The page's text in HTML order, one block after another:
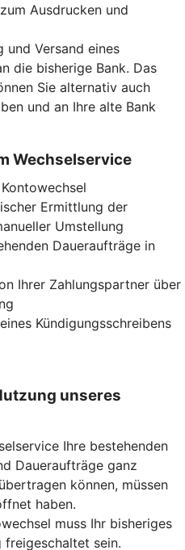
Ausdrucken und
und Versand eines
die bisherige Bank. Das
Sie alternativ auch
und an Ihre alte Bank
Wechselservice
Ermittlung der
Umstellung
Daueraufträge in
Ihrer Zahlungspartner über
Kündigungsschreibens
unseres
Ihre bestehenden
Daueraufträge ganz
können, müssen
haben.
muss Ihr bisheriges
freigeschaltet sein.